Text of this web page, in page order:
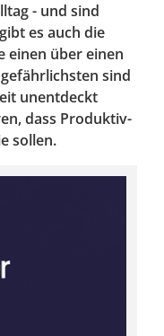
- und sind
es auch die
einen über einen
sind
unentdeckt
dass Produktiv-
sollen.